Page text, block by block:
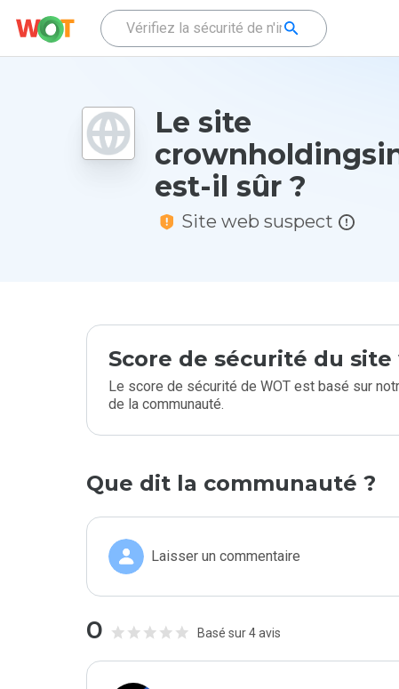
Le site
est-il sûr ?
Site web suspect
Score de sécurité du site
Le score de sécurité de WOT est basé sur
de la communauté.
Que dit la communauté ?
Laisser un commentaire
0 Basé sur 4 avis